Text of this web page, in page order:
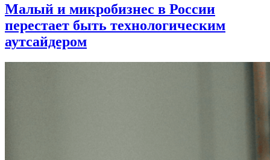
Малый и микробизнес в России
перестает быть технологическим
аутсайдером